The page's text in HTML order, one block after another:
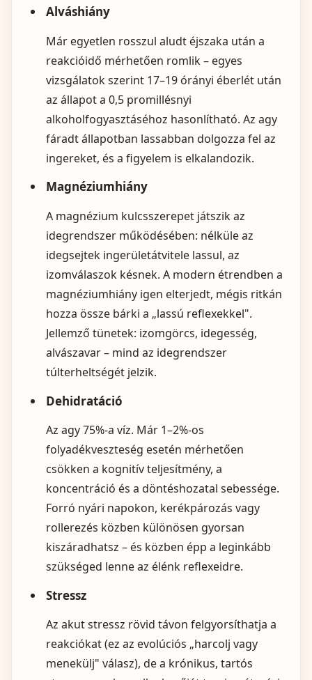
Alváshiány
Már egyetlen rosszul aludt éjszaka után a
reakcióidő mérhetően romlik – egyes
vizsgálatok szerint 17–19 órányi éberlét után
az állapot a 0,5 promillésnyi
alkoholfogyasztáséhoz hasonlítható. Az agy
fáradt állapotban lassabban dolgozza fel az
ingereket, és a figyelem is elkalandozik.
Magnéziumhiány
A magnézium kulcsszerepet játszik az
idegrendszer működésében: nélküle az
idegsejtek ingerületátvitele lassul, az
izomválaszok késnek. A modern étrendben a
magnéziumhiány igen elterjedt, mégis ritkán
hozza össze bárki a „lassú reflexekkel".
Jellemző tünetek: izomgörcs, idegesség,
alvászavar – mind az idegrendszer
túlterheltségét jelzik.
Dehidratáció
Az agy 75%-a víz. Már 1–2%-os
folyadékveszteség esetén mérhetően
csökken a kognitív teljesítmény, a
koncentráció és a döntéshozatal sebessége.
Forró nyári napokon, kerékpározás vagy
rollerezés közben különösen gyorsan
kiszáradhatsz – és közben épp a leginkább
szükséged lenne az élénk reflexeidre.
Stressz
Az akut stressz rövid távon felgyorsíthatja a
reakciókat (ez az evolúciós „harcolj vagy
menekülj" válasz), de a krónikus, tartós